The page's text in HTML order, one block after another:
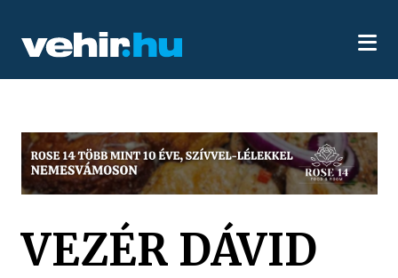
VEZÉR DÁVID